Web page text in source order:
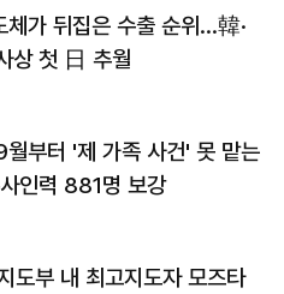
체가 뒤집은 수출 순위…韓·
상 첫 日 추월
부터 '제 가족 사건' 못 맡는
인력 881명 보강
도부 내 최고지도자 모즈타